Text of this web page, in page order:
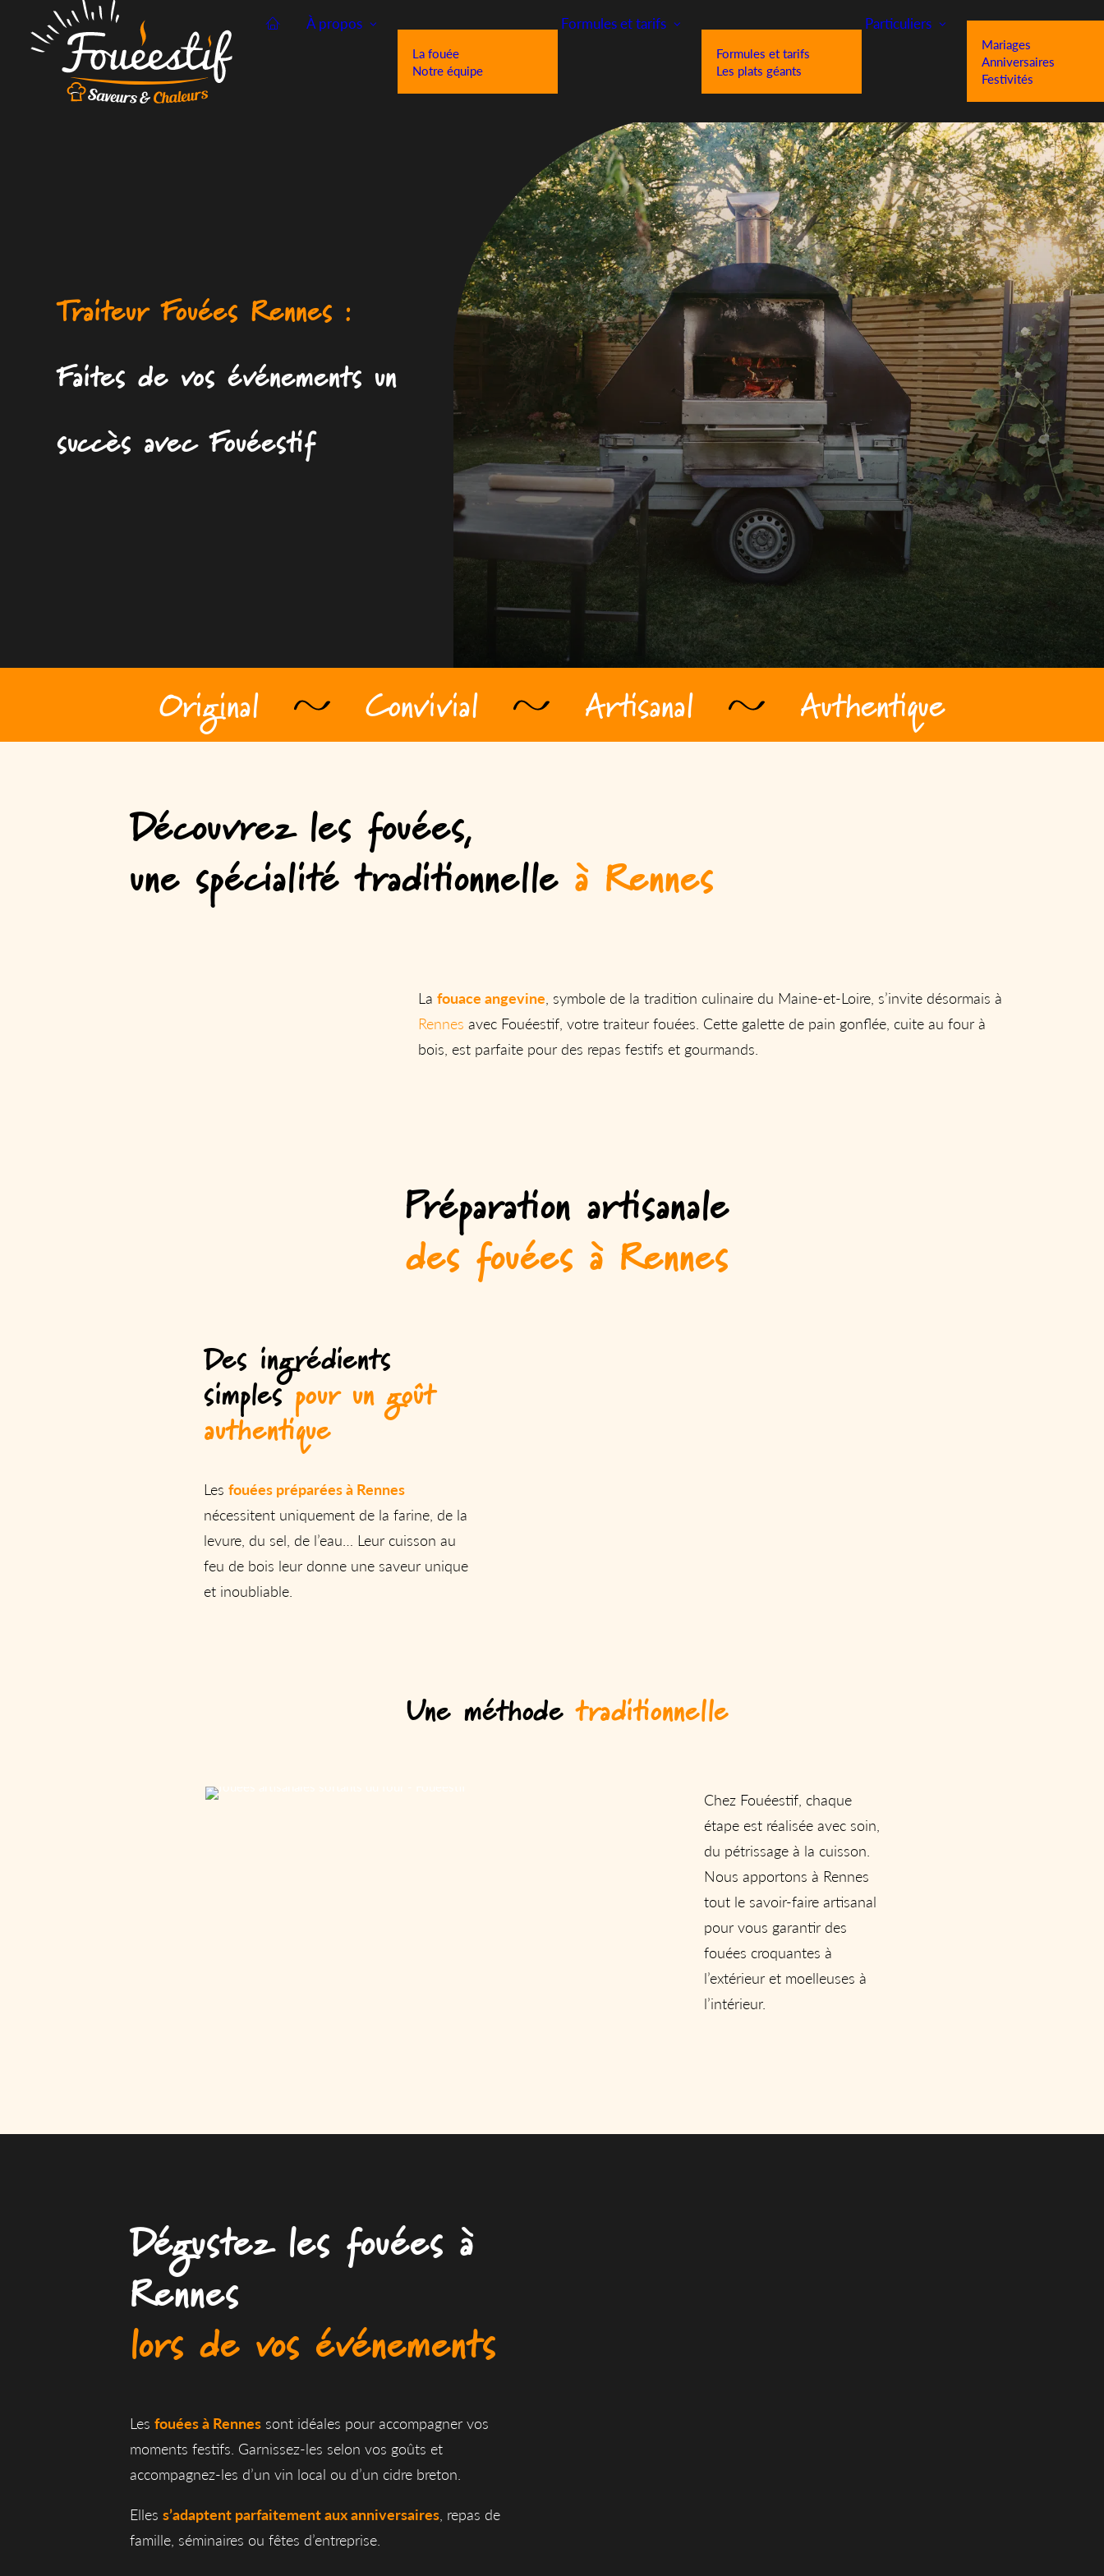
À propos
La fouée
Notre équipe
Formules et tarifs
Formules et tarifs
Les plats géants
Particuliers
Mariages
Anniversaires
Festivités
Traiteur Fouées Rennes :
Faites de vos événements un
succès avec Fouéestif
Original Convivial Artisanal Authentique
Découvrez les fouées,
une spécialité traditionnelle à Rennes
Lafouace angevine, symbole de la tradition culinaire du Maine-et-Loire, s’invite désormais à
Rennes avec Fouéestif, votre traiteur fouées. Cette galette de pain gonflée, cuite au four à
bois, est parfaite pour des repas festifs et gourmands.
Préparation artisanale
des fouées à Rennes
Des ingrédients
simples pour un goût
authentique
Les fouées préparées à Rennes
nécessitent uniquement de la farine, de la
levure, du sel, de l’eau… Leur cuisson au
feu de bois leur donne une saveur unique
et inoubliable.
Une méthode traditionnelle
Chez Fouéestif, chaque
étape est réalisée avec soin,
du pétrissage à la cuisson.
Nous apportons à Rennes
tout le savoir-faire artisanal
pour vous garantir des
fouées croquantes à
l’extérieur et moelleuses à
l’intérieur.
Dégustez les fouées à
Rennes
lors de vos événements
Les fouées à Rennes sont idéales pour accompagner vos
moments festifs. Garnissez-les selon vos goûts et
accompagnez-les d’un vin local ou d’un cidre breton.
Elles s’adaptent parfaitement aux anniversaires, repas de
famille, séminaires ou fêtes d’entreprise.